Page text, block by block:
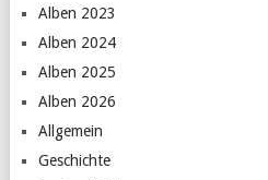
Alben 2023
Alben 2024
Alben 2025
Alben 2026
Allgemein
Geschichte